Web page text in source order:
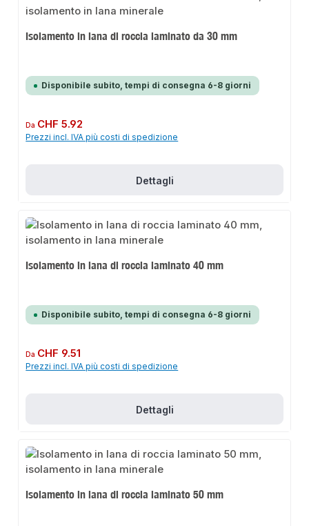
Isolamento in lana di roccia laminato da 30 mm
Disponibile subito, tempi di consegna 6-8 giorni
Prezzo normale:
Da CHF 5.92
Prezzi incl. IVA più costi di spedizione
Dettagli
Isolamento in lana di roccia laminato 40 mm
Disponibile subito, tempi di consegna 6-8 giorni
Prezzo normale:
Da CHF 9.51
Prezzi incl. IVA più costi di spedizione
Dettagli
Isolamento in lana di roccia laminato 50 mm